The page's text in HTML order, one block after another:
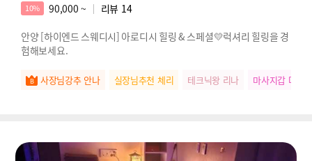
10% 90,000 ~ 리뷰 14
안양 [하이엔드 스웨디시] 아로디시 힐링 & 스페셜💛럭셔리 힐링을 경
험해보세요.
사장님강추 안나 실장님추천 체리 테크닉왕 리나 마사지갑 다정